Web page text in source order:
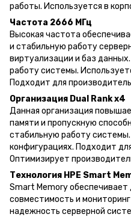
работы. Используется в
Частота 2666 МГц
Высокая частота
и стабильную работу
виртуализации и баз
работу системы.
Подходит для
Организация Dual Rank x4
Данная организация
памяти и пропускную
стабильную работу
конфигурациях. Подходит
Оптимизирует
Технология HPE Smart
Smart Memory
совместимость и
надежность серверной